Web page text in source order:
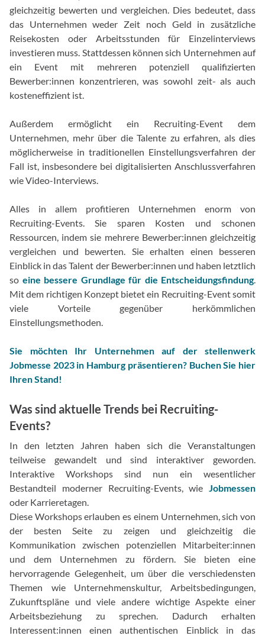
gleichzeitig bewerten und vergleichen. Dies bedeutet, dass
das Unternehmen weder Zeit noch Geld in zusätzliche
Reisekosten oder Arbeitsstunden für Einzelinterviews
investieren muss. Stattdessen können sich Unternehmen auf
ein Event mit mehreren potenziell qualifizierten
Bewerber:innen konzentrieren, was sowohl zeit- als auch
kosteneffizient ist.
Außerdem ermöglicht ein Recruiting-Event dem
Unternehmen, mehr über die Talente zu erfahren, als dies
möglicherweise in traditionellen Einstellungsverfahren der
Fall ist, insbesondere bei digitalisierten Anschlussverfahren
wie Video-Interviews.
Alles in allem profitieren Unternehmen enorm von
Recruiting-Events. Sie sparen Kosten und schonen
Ressourcen, indem sie mehrere Bewerber:innen gleichzeitig
vergleichen und bewerten. Sie erhalten einen besseren
Einblick in das Talent der Bewerber:innen und haben letztlich
so eine bessere Grundlage für die Entscheidungsfindung.
Mit dem richtigen Konzept bietet ein Recruiting-Event somit
viele Vorteile gegenüber herkömmlichen
Einstellungsmethoden.
Sie möchten Ihr Unternehmen auf der stellenwerk
Jobmesse 2023 in Hamburg präsentieren? Buchen Sie hier
Ihren Stand!
Was sind aktuelle Trends bei Recruiting-
Events?
In den letzten Jahren haben sich die Veranstaltungen
teilweise gewandelt und sind interaktiver geworden.
Interaktive Workshops sind nun ein wesentlicher
Bestandteil moderner Recruiting-Events, wie Jobmessen
oder Karrieretagen.
Diese Workshops erlauben es einem Unternehmen, sich von
der besten Seite zu zeigen und gleichzeitig die
Kommunikation zwischen potenziellen Mitarbeiter:innen
und dem Unternehmen zu fördern. Sie bieten eine
hervorragende Gelegenheit, um über die verschiedensten
Themen wie Unternehmenskultur, Arbeitsbedingungen,
Zukunftspläne und viele andere wichtige Aspekte einer
Arbeitsbeziehung zu sprechen. Dadurch erhalten
Interessent:innen einen authentischen Einblick in das